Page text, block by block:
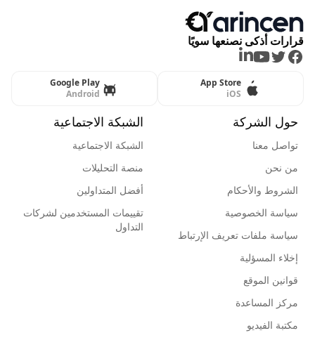
قرارات أذكى نصنعها سويًا
Facebook
Twitter
Youtube
LinkedIn
App Store
iOS
Google Play
Android
حول الشركة
تواصل معنا
من نحن
الشروط والأحكام
سياسة الخصوصية
سياسة ملفات تعريف الإرتباط
إخلاء المسؤلية
قوانين الموقع
مركز المساعدة
مكتبة الفيديو
الشبكة الاجتماعية
الشبكة الاجتماعية
منصة التحليلات
أفضل المتداولين
تقييمات المستخدمين لشركات
التداول